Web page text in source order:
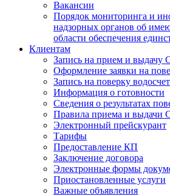
Вакансии
Порядок мониторинга и
надзорных органов об
области обеспечения
Клиентам
Запись на прием и выдачу
Оформление заявки на
Запись на поверку
Информация о готовности
Сведения о результатах
Правила приема и выдачи
Электронный прейскурант
Тарифы
Предоставление КП
Заключение договора
Электронные формы
Приостановленные услуги
Важные объявления